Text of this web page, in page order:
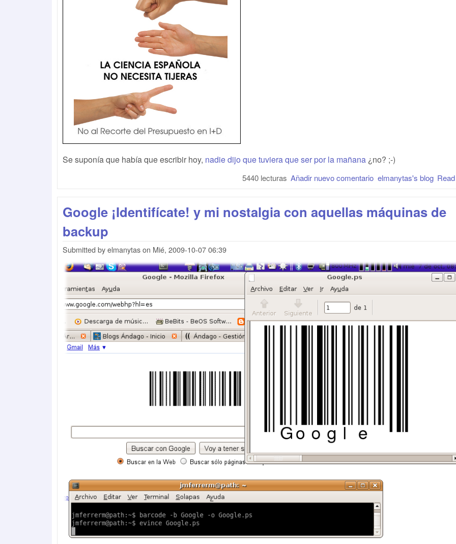
Se suponía que había que escribir hoy, nadie dijo que tuviera que ser por la mañana ¿no? ;-)
elmanytas's blog
Añadir nuevo comentario
5440 lecturas
Google ¡Identifícate! y mi nostalgia con aquellas máquinas de
backup
Submitted byelmanytason Mié, 2009-10-07 06:39